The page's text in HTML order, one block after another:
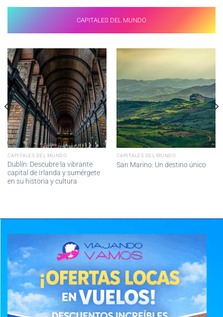
CAPITALES DEL MUNDO
CAPITALES DEL MUNDO
Dublín: Descubre la vibrante
capital de Irlanda y sumérgete
en su historia y cultura
CAPITALES DEL MUNDO
San Marino: Un destino único